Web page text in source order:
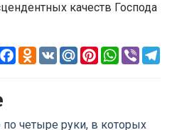
качеств Господа
Facebook
Odnoklassniki
VK Mail.RuPinterestWhatsApp
Viber